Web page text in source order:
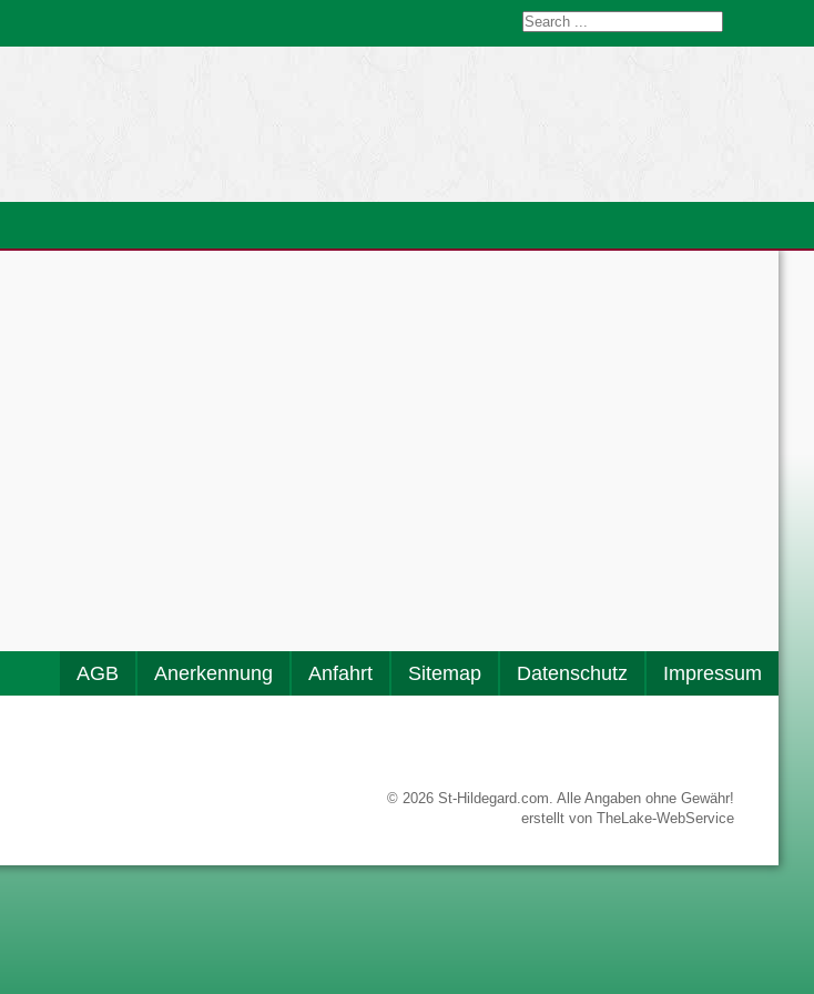
AGB Anerkennung Anfahrt Sitemap Datenschutz Impressum
© 2026 St-Hildegard.com. Alle Angaben ohne Gewähr!
erstellt von TheLake-WebService